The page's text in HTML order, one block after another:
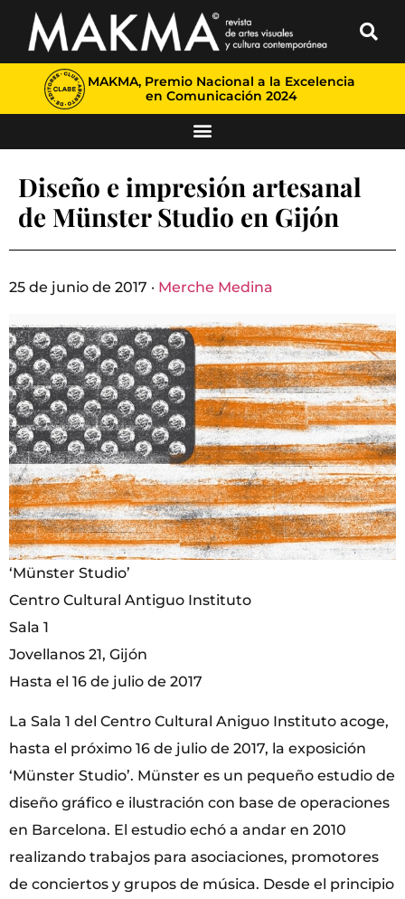
MAKMA, Premio Nacional a la Excelencia
en Comunicación 2024
Diseño e impresión artesanal
de Münster Studio en Gijón
25 de junio de 2017 · Merche Medina
‘Münster Studio’
Centro Cultural Antiguo Instituto
Sala 1
Jovellanos 21, Gijón
Hasta el 16 de julio de 2017
La Sala 1 del Centro Cultural Aniguo Instituto acoge,
hasta el próximo 16 de julio de 2017, la exposición
‘Münster Studio’. Münster es un pequeño estudio de
diseño gráfico e ilustración con base de operaciones
en Barcelona. El estudio echó a andar en 2010
realizando trabajos para asociaciones, promotores
de conciertos y grupos de música. Desde el principio